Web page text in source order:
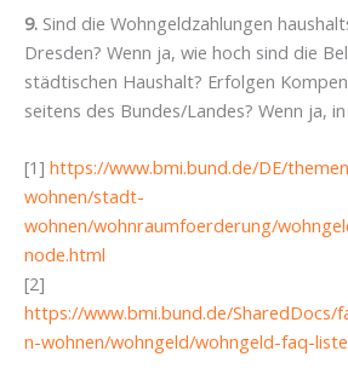
9. Sind die Wohngeldzahlungen
Dresden? Wenn ja, wie hoch sind die
städtischen Haushalt? Erfolgen
seitens des Bundes/Landes? Wenn ja,
[1] https://www.bmi.bund.de/DE/
wohnen/stadt-
wohnen/wohnraumfoerderung/
node.html
[2]
https://www.bmi.bund.de/SharedDocs/
n-wohnen/wohngeld/wohngeld-faq-